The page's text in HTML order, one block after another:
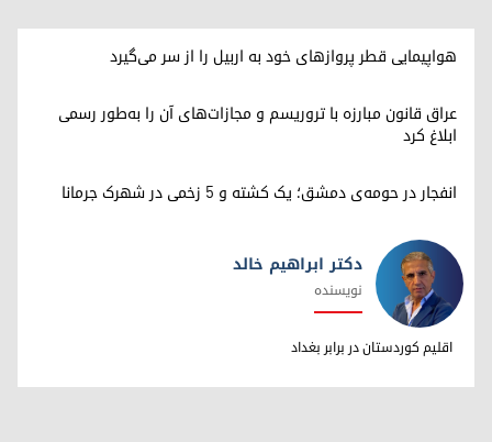
هواپیمایی قطر پروازهای خود به اربیل را از سر می‌گیرد
عراق قانون مبارزه با تروریسم و مجازات‌های آن را به‌طور رسمی
ابلاغ کرد
انفجار در حومه‌ی دمشق؛ یک کشته و ۵ زخمی در شهرک جرمانا
دکتر ابراهیم خالد
دکتر ابراهیم خالد
نویسنده
اقلیم کوردستان در برابر بغداد